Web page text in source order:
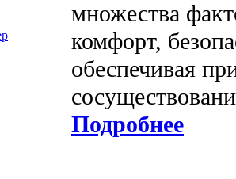
множества
комфорт,
обеспечивая
Подробнее